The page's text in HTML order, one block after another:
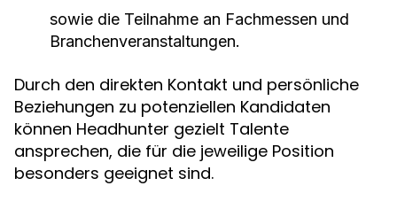
sowie die Teilnahme an Fachmessen und
Branchenveranstaltungen.
Durch den direkten Kontakt und persönliche
Beziehungen zu potenziellen Kandidaten
können Headhunter gezielt Talente
ansprechen, die für die jeweilige Position
besonders geeignet sind.